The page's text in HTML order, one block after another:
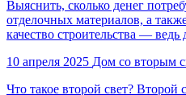
Выяснить, сколько денег
отделочных материалов, а
качество строительства —
10 апреля 2025 Дом со вторым
Что такое второй свет?